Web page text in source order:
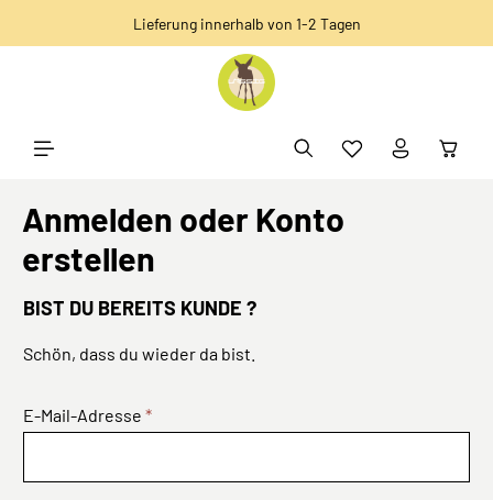
Lieferung innerhalb von 1-2 Tagen
Anmelden oder Konto
erstellen
BIST DU BEREITS KUNDE ?
Schön, dass du wieder da bist.
E-Mail-Adresse *